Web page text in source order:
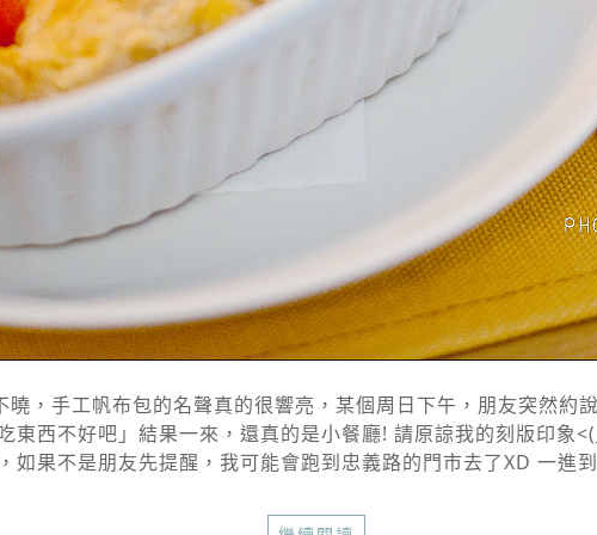
，手工帆布包的名聲真的很響亮，某個周日下午，朋友突然約
東西不好吧」結果一來，還真的是小餐廳! 請原諒我的刻版印
如果不是朋友先提醒，我可能會跑到忠義路的門市去了XD 一進